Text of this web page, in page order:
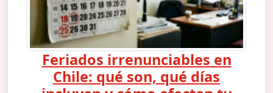
Feriados irrenunciables en
Chile: qué son, qué días